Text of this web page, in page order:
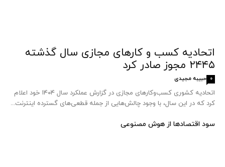
اتحادیه کسب‌ و کارهای مجازی سال گذشته
۲۴۴۵ مجوز صادر کرد
حبیبه مجیدی 0
اتحادیه کشوری کسب‌وکارهای مجازی در گزارش عملکرد سال ۱۴۰۴ خود اعلام
کرد که در این سال، با وجود چالش‌هایی از جمله قطعی‌های گسترده اینترنت...
سود اقتصاد‌ها از هوش مصنوعی